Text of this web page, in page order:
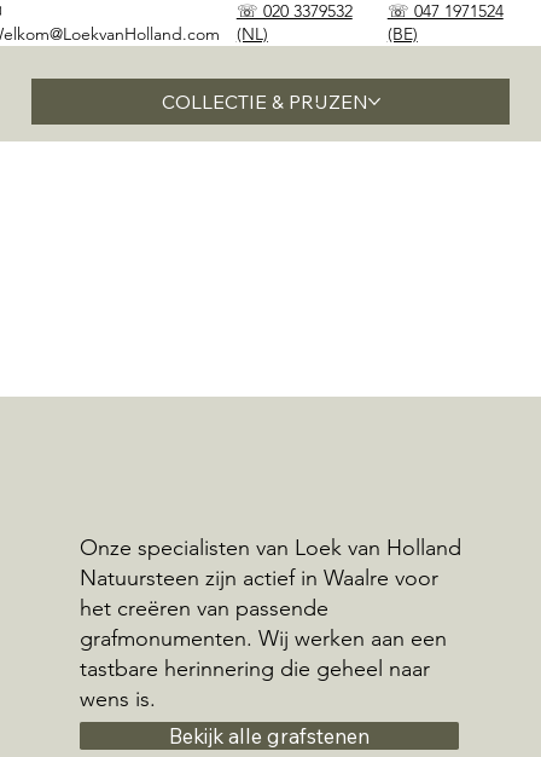
COLLECTIE & PRIJZEN
☏ 020 3379532
(NL)
☏ 047 1971524
(BE)
Onze specialisten van Loek van Holland
Natuursteen zijn actief in Waalre voor
het creëren van passende
grafmonumenten. Wij werken aan een
tastbare herinnering die geheel naar
wens is.
Bekijk alle grafstenen